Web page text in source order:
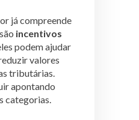
já compreende
incentivos
podem ajudar
valores
tributárias.
apontando
categorias.